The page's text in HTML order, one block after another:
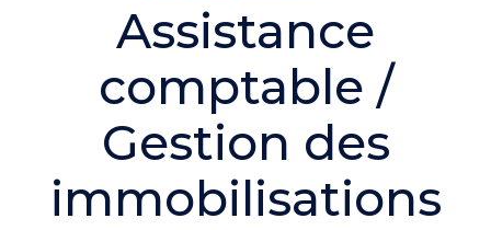
Assistance
comptable /
Gestion des
immobilisations